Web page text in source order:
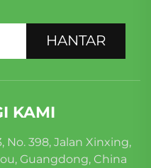
HANTAR
KAMI
No. 398, Jalan Xinxing,
Guangdong, China